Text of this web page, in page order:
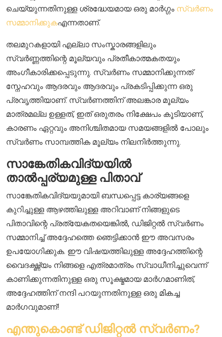
ചെയ്യുന്നതിനുള്ള ശ്രദ്ധേയമായ ഒരു മാർഗ്ഗം സ്വർണം
സമ്മാനിക്കുകഎന്നതാണ്.
തലമുറകളായി എല്ലാ സംസ്കാരങ്ങളിലും
സ്വർണ്ണത്തിന്റെ മൂല്യവും പ്രതീകാത്മകതയും
അംഗീകാരിക്കപ്പെടുന്നു. സ്വർണം സമ്മാനിക്കുന്നത്
സ്നേഹവും ആദരവും ആദരവും പ്രകടിപ്പിക്കുന്ന ഒരു
പ്രവൃത്തിയാണ്. സ്വർണത്തിന് അലങ്കാര മൂല്യം
മാത്രമല്ല ഉള്ളത്, ഇത് ഒരുതരം നിക്ഷേപം കൂടിയാണ്,
കാരണം ഏറ്റവും അനിശ്ചിതമായ സമയങ്ങളിൽ പോലും
സ്വർണം സാമ്പത്തിക മൂല്യം നിലനിർത്തുന്നു.
സാങ്കേതികവിദ്യയിൽ
താൽപ്പര്യമുള്ള പിതാവ്
സാങ്കേതികവിദ്യയുമായി ബന്ധപ്പെട്ട കാര്യങ്ങളെ
കുറിച്ചുള്ള ആഴത്തിലുള്ള അറിവാണ് നിങ്ങളുടെ
പിതാവിന്റെ പ്രത്യേകതയെങ്കിൽ, ഡിജിറ്റൽ സ്വർണം
സമ്മാനിച്ച് അദ്ദേഹത്തെ ഞെട്ടിക്കാൻ ഈ അവസരം
ഉപയോഗിക്കുക. ഈ വിഷയത്തിലുള്ള അദ്ദേഹത്തിന്റെ
വൈദഗ്ദ്ധ്യം നിങ്ങളെ എത്രമാത്രം സ്വാധീനിച്ചുവെന്ന്
കാണിക്കുന്നതിനുള്ള ഒരു സൂക്ഷ്മമായ മാർഗമാണിത്,
അദ്ദേഹത്തിന് നന്ദി പറയുന്നതിനുള്ള ഒരു മികച്ച
മാർഗവുമാണ്!
എന്തുകൊണ്ട് ഡിജിറ്റൽ സ്വർണം?